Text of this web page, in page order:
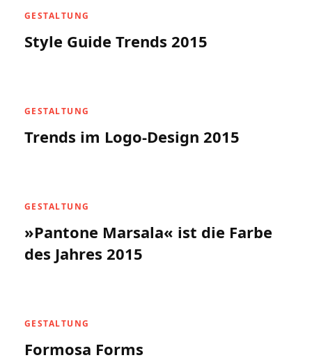
GESTALTUNG
Style Guide Trends 2015
GESTALTUNG
Trends im Logo-Design 2015
GESTALTUNG
»Pantone Marsala« ist die Farbe
des Jahres 2015
GESTALTUNG
Formosa Forms